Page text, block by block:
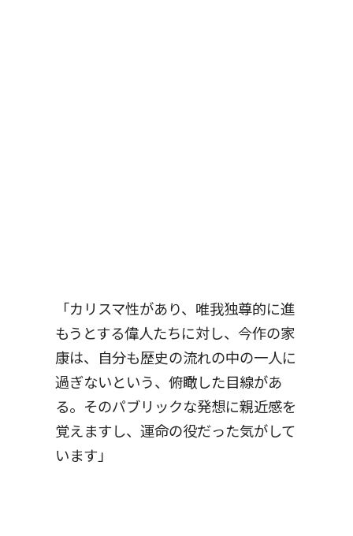
「カリスマ性があり、唯我独尊的に進
もうとする偉人たちに対し、今作の家
康は、自分も歴史の流れの中の一人に
過ぎないという、俯瞰した目線があ
る。そのパブリックな発想に親近感を
覚えますし、運命の役だった気がして
います」